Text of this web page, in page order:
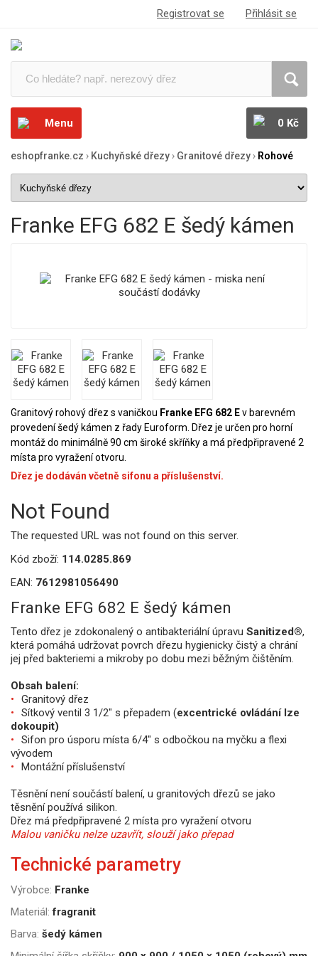
Registrovat se Přihlásit se
Menu 0 Kč
eshopfranke.cz › Kuchyňské dřezy› Granitové dřezy› Rohové
Franke EFG 682 E šedý kámen
Granitový rohový dřez s vaničkou Franke EFG 682 Ev barevném
provedení šedý kámen z řady Euroform. Dřez je určen pro horní
montáž do minimálně 90 cm široké skříňky a má předpřipravené 2
místa pro vyražení otvoru.
Dřez je dodáván včetně sifonu a příslušenství.
Not Found
The requested URL was not found on this server.
Kód zboží: 114.0285.869
EAN: 7612981056490
Franke EFG 682 E šedý kámen
Tento dřez je zdokonalený o antibakteriální úpravu Sanitized®,
která pomáhá udržovat povrch dřezu hygienicky čistý a chrání
jej před bakteriemi a mikroby po dobu mezi běžným čištěním.
Obsah balení:
Granitový dřez
Sítkový ventil 3 1/2" s přepadem (excentrické ovládání lze
dokoupit)
Sifon pro úsporu místa 6/4" s odbočkou na myčku a flexi
vývodem
Montážní příslušenství
Těsnění není součástí balení, u granitových dřezů se jako
těsnění používá silikon.
Dřez má předpřipravené 2 místa pro vyražení otvoru
Malou vaničku nelze uzavřít, slouží jako přepad
Technické parametry
Výrobce: Franke
Materiál: fragranit
Barva: šedý kámen